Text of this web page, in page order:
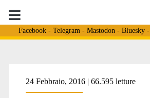
Facebook- Telegram - Mastodon - Bluesky-
Tag:
24 Febbraio, 2016 | 66.595 letture